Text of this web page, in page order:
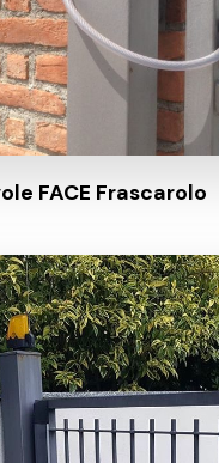
FACE Frascarolo